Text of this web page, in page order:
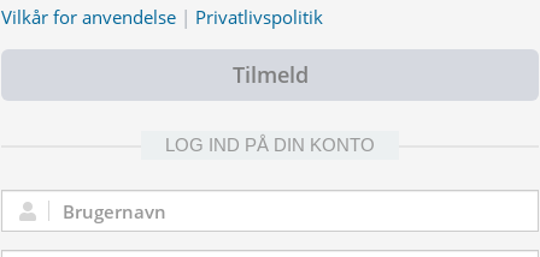
Vilkår for anvendelse | Privatlivspolitik
Tilmeld
LOG IND PÅ DIN KONTO
Brugernavn: